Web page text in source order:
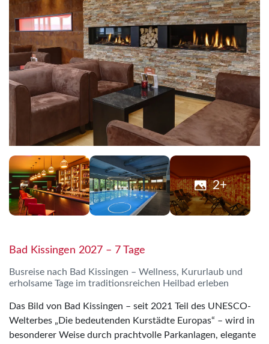
2+
Bad Kissingen 2027 – 7 Tage
Busreise nach Bad Kissingen – Wellness, Kururlaub und
erholsame Tage im traditionsreichen Heilbad erleben
Das Bild von Bad Kissingen – seit 2021 Teil des UNESCO-
Welterbes „Die bedeutenden Kurstädte Europas“ – wird in
besonderer Weise durch prachtvolle Parkanlagen, elegante